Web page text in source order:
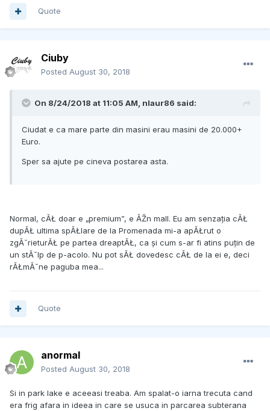
Quote
Ciuby
Posted August 30, 2018
On 8/24/2018 at 11:05 AM, nlaur86 said:
Ciudat e ca mare parte din masini erau masini de 20.000+
Euro.
Sper sa ajute pe cineva postarea asta.
Normal, cĂŁ doar e „premium”, e ĂŽn mall. Eu am senzația cĂŁ
dupĂŁ ultima spĂŁlare de la Promenada mi-a apĂŁrut o
zgĂ˘rieturĂŁ pe partea dreaptĂŁ, ca și cum s-ar fi atins puțin de
un stĂ˘lp de p-acolo. Nu pot sĂŁ dovedesc cĂŁ de la ei e, deci
rĂŁmĂ˘ne paguba mea...
Quote
anormal
Posted August 30, 2018
Si in park lake e aceeasi treaba. Am spalat-o iarna trecuta cand
era frig afara in ideea in care se usuca in parcarea subterana